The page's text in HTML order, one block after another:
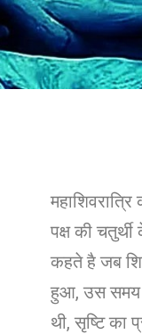
पक्ष की चतुर्थी
कहते है जब
हुआ, उस समय
थी, सृष्टि का